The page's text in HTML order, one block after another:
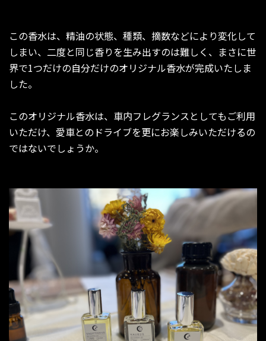
この香水は、精油の状態、種類、摘数などにより変化して
しまい、二度と同じ香りを生み出すのは難しく、まさに世
界で1つだけの自分だけのオリジナル香水が完成いたしま
した。
このオリジナル香水は、車内フレグランスとしてもご利用
いただけ、愛車とのドライブを更にお楽しみいただけるの
ではないでしょうか。